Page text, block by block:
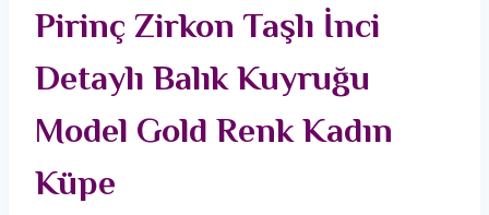
Pirinç Zirkon Taşlı İnci
Detaylı Balık Kuyruğu
Model Gold Renk Kadın
Küpe